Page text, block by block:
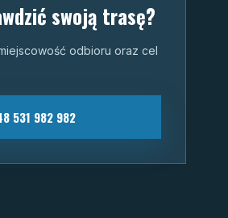
swoją trasę?
odbioru oraz cel
531 982 982